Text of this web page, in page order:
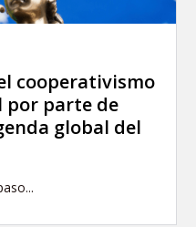
cooperativismo
por parte de
global del